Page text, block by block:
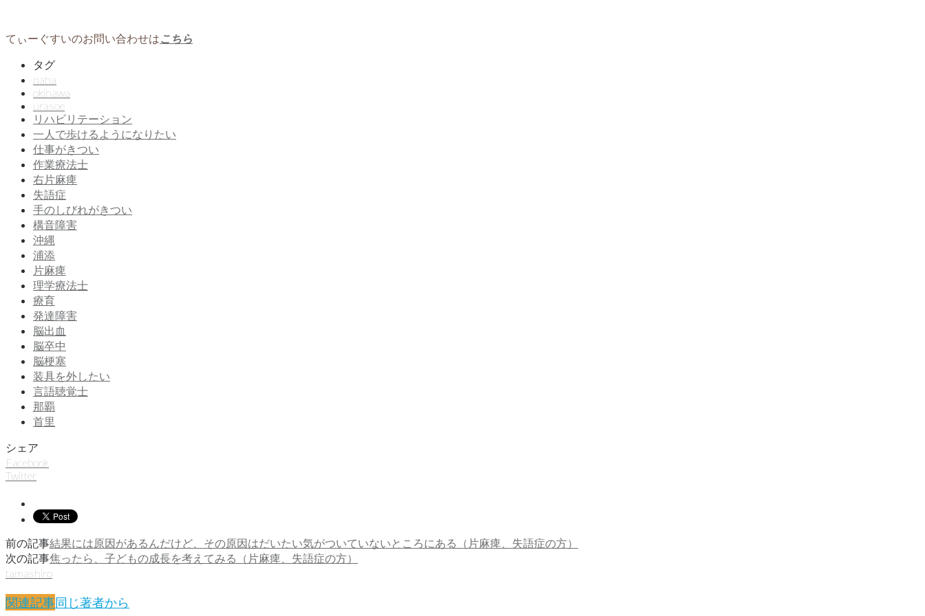
てぃーぐすいのお問い合わせはこちら
タグ
naha
okinawa
urasoe
リハビリテーション
一人で歩けるようになりたい
仕事がきつい
作業療法士
右片麻痺
失語症
手のしびれがきつい
構音障害
沖縄
浦添
片麻痺
理学療法士
療育
発達障害
脳出血
脳卒中
脳梗塞
装具を外したい
言語聴覚士
那覇
首里
シェア
Facebook
Twitter
前の記事結果には原因があるんだけど、その原因はだいたい気がついていないところにある（片麻痺、失語症の方）
次の記事焦ったら、子どもの成長を考えてみる（片麻痺、失語症の方）
tamashiro
関連記事同じ著者から